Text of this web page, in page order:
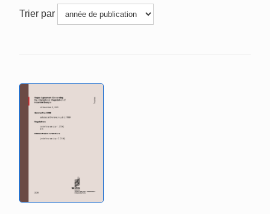
Trier par